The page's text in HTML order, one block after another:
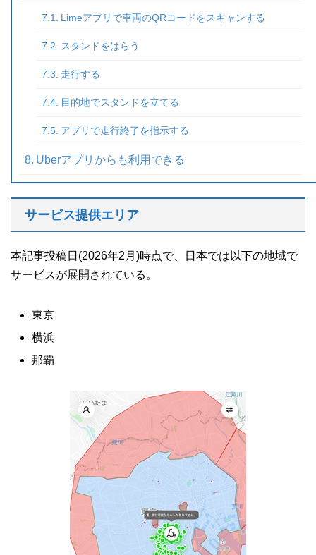
Limeアプリで車両のQRコードをスキャンする
スタンドをはらう
走行する
目的地でスタンドを立てる
アプリで走行終了を指示する
Uberアプリからも利用できる
サービス提供エリア
本記事投稿日(2026年2月)時点で、日本では以下の地域で
サービスが展開されている。
東京
横浜
那覇